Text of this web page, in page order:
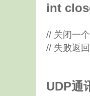
int
// 关闭一
// 失败返
UDP通